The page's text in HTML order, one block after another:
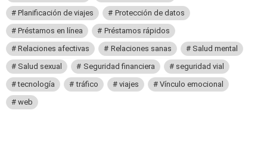
Planificación de viajes
Protección de datos
Préstamos en línea
Préstamos rápidos
Relaciones afectivas
Relaciones sanas
Salud mental
Salud sexual
Seguridad financiera
seguridad vial
tecnología
tráfico viajes
Vínculo emocional
web